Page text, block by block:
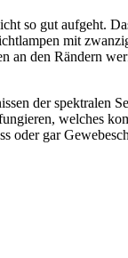
so gut aufgeht.
mit
an den Rändern
der
oder gar